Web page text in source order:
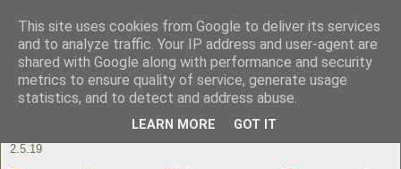
2.5.19
This site uses cookies from Google to deliver its services
and to analyze traffic. Your IP address and user-agent are
shared with Google along with performance and security
metrics to ensure quality of service, generate usage
statistics, and to detect and address abuse.
LEARN MORE GOT IT